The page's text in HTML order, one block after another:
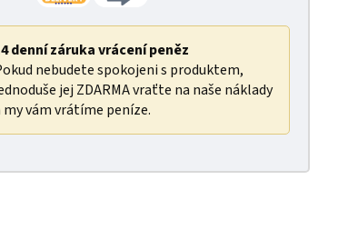
denní záruka vrácení peněz
nebudete spokojeni s produktem,
jej ZDARMA vraťte na naše náklady
my vám vrátíme peníze.